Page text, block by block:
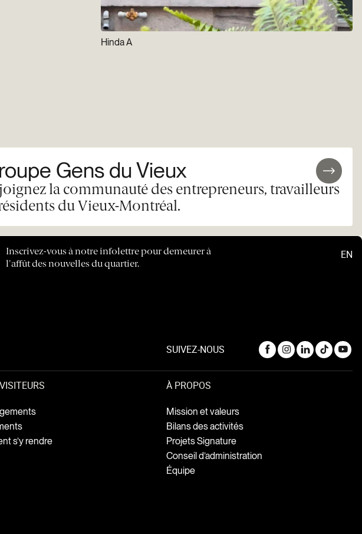
Hinda A
Gens du Vieux
la communauté des entrepreneurs, travailleurs
du Vieux-Montréal.
Inscrivez-vous à notre infolettre pour demeurer à
l'affût des nouvelles du quartier.
EN
SUIVEZ-NOUS
s’y rendre
À PROPOS
Mission et valeurs
Bilans des activités
Projets Signature
Conseil d’administration
Équipe